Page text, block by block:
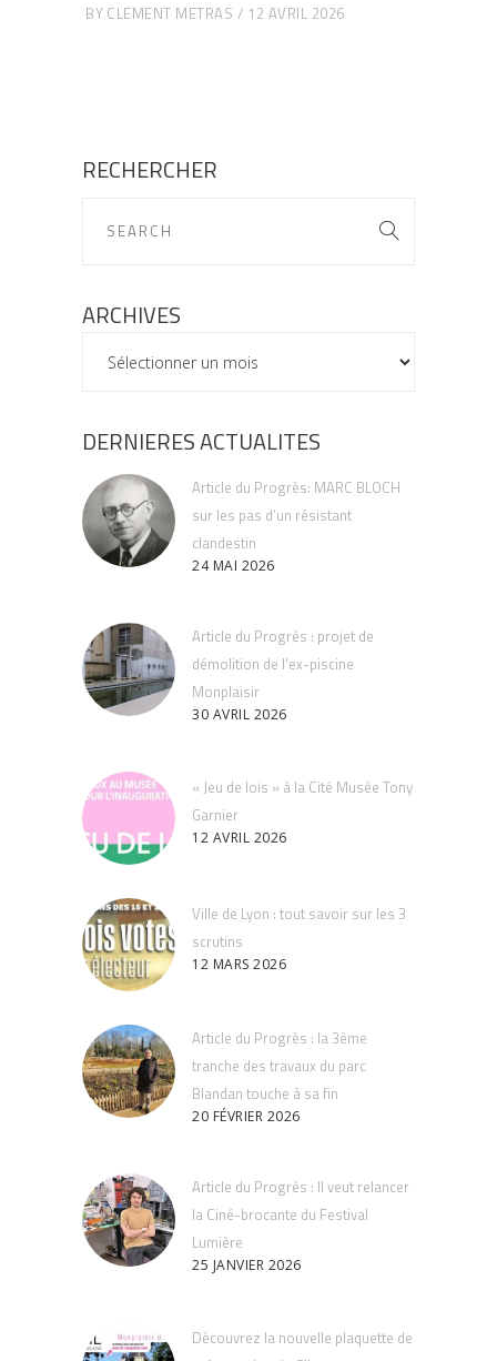
BY CLEMENT METRAS 12 AVRIL 2026
RECHERCHER
ARCHIVES
ARCHIVES
DERNIERES ACTUALITES
Article du Progrès: MARC BLOCH
sur les pas d’un résistant
clandestin
24 MAI 2026
Article du Progrès : projet de
démolition de l’ex-piscine
Monplaisir
30 AVRIL 2026
« Jeu de lois » à la Cité Musée Tony
Garnier
12 AVRIL 2026
Ville de Lyon : tout savoir sur les 3
scrutins
12 MARS 2026
Article du Progrès : la 3ème
tranche des travaux du parc
Blandan touche à sa fin
20 FÉVRIER 2026
Article du Progrès : Il veut relancer
la Ciné-brocante du Festival
Lumière
25 JANVIER 2026
Découvrez la nouvelle plaquette de